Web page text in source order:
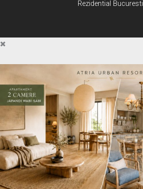
Rezidential Bucuresti